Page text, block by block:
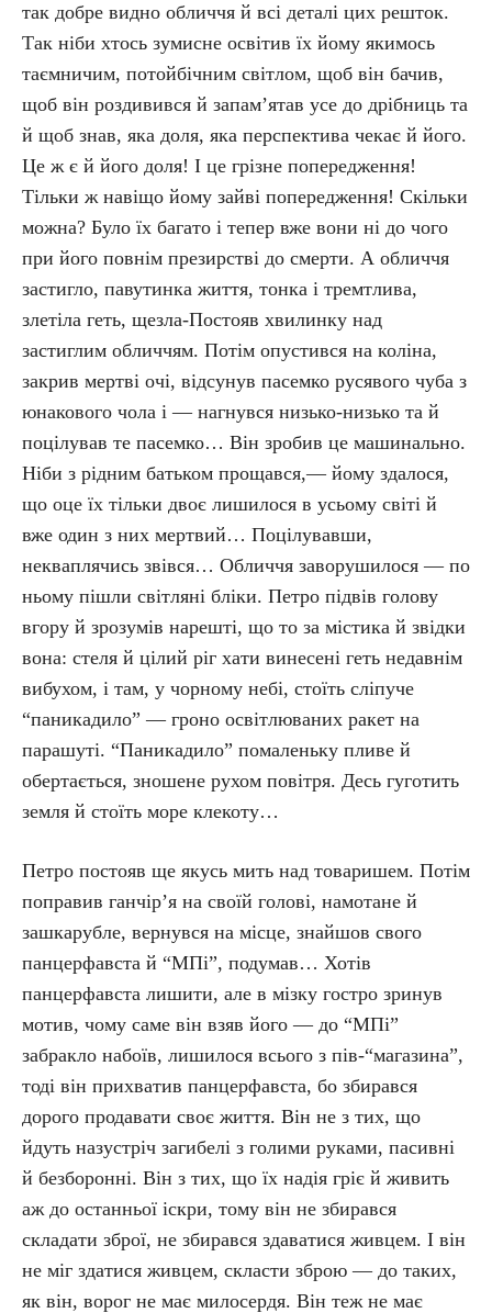
так добре видно обличчя й всі деталі цих решток.
Так ніби хтось зумисне освітив їх йому якимось
таємничим, потойбічним світлом, щоб він бачив,
щоб він роздивився й запам’ятав усе до дрібниць та
й щоб знав, яка доля, яка перспектива чекає й його.
Це ж є й його доля! І це грізне попередження!
Тільки ж навіщо йому зайві попередження! Скільки
можна? Було їх багато і тепер вже вони ні до чого
при його повнім презирстві до смерти. А обличчя
застигло, павутинка життя, тонка і тремтлива,
злетіла геть, щезла-Постояв хвилинку над
застиглим обличчям. Потім опустився на коліна,
закрив мертві очі, відсунув пасемко русявого чуба з
юнакового чола і — нагнувся низько-низько та й
поцілував те пасемко… Він зробив це машинально.
Ніби з рідним батьком прощався,— йому здалося,
що оце їх тільки двоє лишилося в усьому світі й
вже один з них мертвий… Поцілувавши,
некваплячись звівся… Обличчя заворушилося — по
ньому пішли світляні бліки. Петро підвів голову
вгору й зрозумів нарешті, що то за містика й звідки
вона: стеля й цілий ріг хати винесені геть недавнім
вибухом, і там, у чорному небі, стоїть сліпуче
“паникадило” — гроно освітлюваних ракет на
парашуті. “Паникадило” помаленьку пливе й
обертається, зношене рухом повітря. Десь гуготить
земля й стоїть море клекоту…
Петро постояв ще якусь мить над товаришем. Потім
поправив ганчір’я на своїй голові, намотане й
зашкарубле, вернувся на місце, знайшов свого
панцерфавста й “МПі”, подумав… Хотів
панцерфавста лишити, але в мізку гостро зринув
мотив, чому саме він взяв його — до “МПі”
забракло набоїв, лишилося всього з пів-“магазина”,
тоді він прихватив панцерфавста, бо збирався
дорого продавати своє життя. Він не з тих, що
йдуть назустріч загибелі з голими руками, пасивні
й безборонні. Він з тих, що їх надія гріє й живить
аж до останньої іскри, тому він не збирався
складати зброї, не збирався здаватися живцем. І він
не міг здатися живцем, скласти зброю — до таких,
як він, ворог не має милосердя. Він теж не має